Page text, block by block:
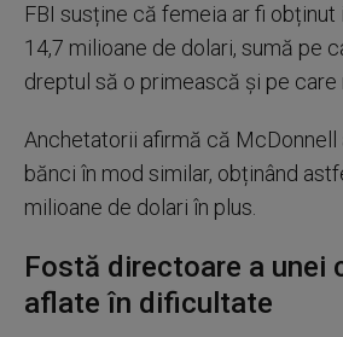
FBI susține că femeia ar fi
14,7 milioane de dolari, sumă pe
dreptul să o primească și pe care
Anchetatorii afirmă că
bănci în mod similar, obținând
milioane de dolari în plus.
Fostă directoare a unei
aflate în dificultate